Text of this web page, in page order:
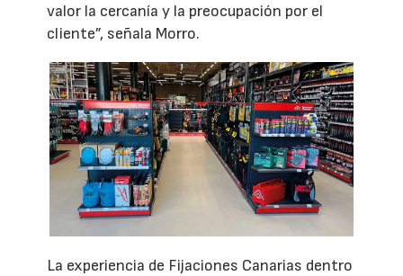
valor la cercanía y la preocupación por el
cliente”, señala Morro.
La experiencia de Fijaciones Canarias dentro